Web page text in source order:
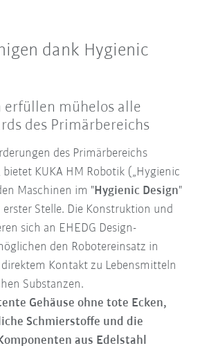
dank Hygienic
erfüllen mühelos alle
des Primärbereichs
des Primärbereichs
KUKA HM Robotik („Hygienic
Maschinen im "Hygienic Design"
Stelle. Die Konstruktion und
sich an EHEDG Design-
den Robotereinsatz in
Kontakt zu Lebensmitteln
Substanzen.
Gehäuse ohne tote Ecken,
Schmierstoffe und die
aus Edelstahl